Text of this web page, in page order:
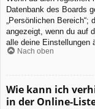
Datenbank des Boards
„Persönlichen Bereich“;
angezeigt, wenn du auf
alle deine Einstellungen
Nach oben
Wie kann ich
in der Online-